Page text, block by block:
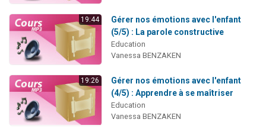
19:44
Gérer nos émotions avec l'enfant
(5/5) : La parole constructive
Education
Vanessa BENZAKEN
19:26
Gérer nos émotions avec l'enfant
(4/5) : Apprendre à se maîtriser
Education
Vanessa BENZAKEN